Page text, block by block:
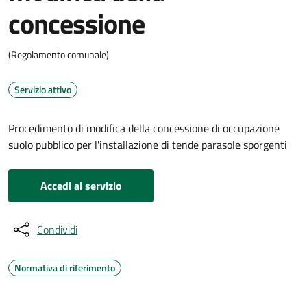
concessione
(Regolamento comunale)
Servizio attivo
Procedimento di modifica della concessione di occupazione
suolo pubblico per l'installazione di tende parasole sporgenti
Accedi al servizio
Condividi
Normativa di riferimento